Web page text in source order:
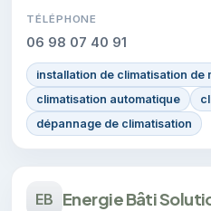
TÉLÉPHONE
06 98 07 40 91
installation de climatisation de
climatisation automatique
dépannage de climatisation
EB Energie Bâti